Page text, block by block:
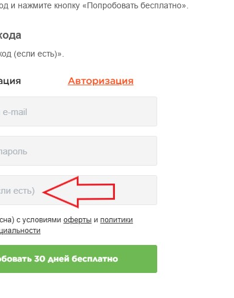
и нажмите кнопку «Попробовать бесплатно».
(если есть)».